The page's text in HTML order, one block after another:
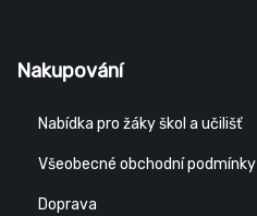
Nakupování
Nabídka pro žáky škol a učilišť
Všeobecné obchodní podmínky
Doprava